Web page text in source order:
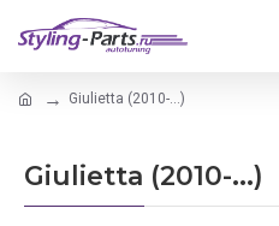
Giulietta (2010-...)
Giulietta (2010-...)